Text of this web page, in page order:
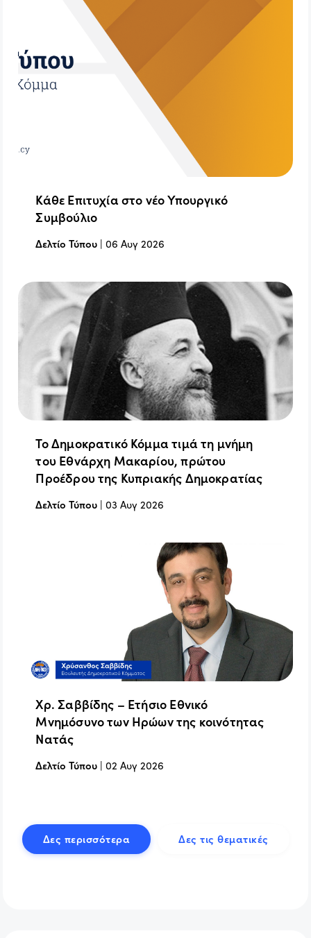
Κάθε Επιτυχία στο νέο Υπουργικό
Συμβούλιο
Δελτίο Τύπου |06 Αυγ 2026
Το Δημοκρατικό Κόμμα τιμά τη μνήμη
του Εθνάρχη Μακαρίου, πρώτου
Προέδρου της Κυπριακής Δημοκρατίας
Δελτίο Τύπου |03 Αυγ 2026
Χρ. Σαββίδης – Ετήσιο Εθνικό
Μνημόσυνο των Ηρώων της κοινότητας
Νατάς
Δελτίο Τύπου |02 Αυγ 2026
Δες περισσότερα Δες τις θεματικές